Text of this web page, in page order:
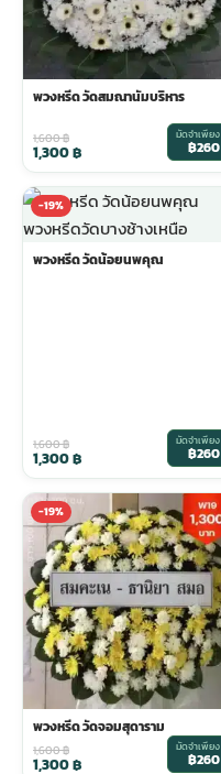
พวงหรีด วัดสมณานัมบริหาร
1,600฿
1,300฿
มัดจำเพียง
฿260
-19%
พวงหรีด วัดน้อยนพคุณ
1,600฿
1,300฿
มัดจำเพียง
฿260
-19%
พวงหรีด วัดจอมสุดาราม
1,600฿
1,300฿
มัดจำเพียง
฿260